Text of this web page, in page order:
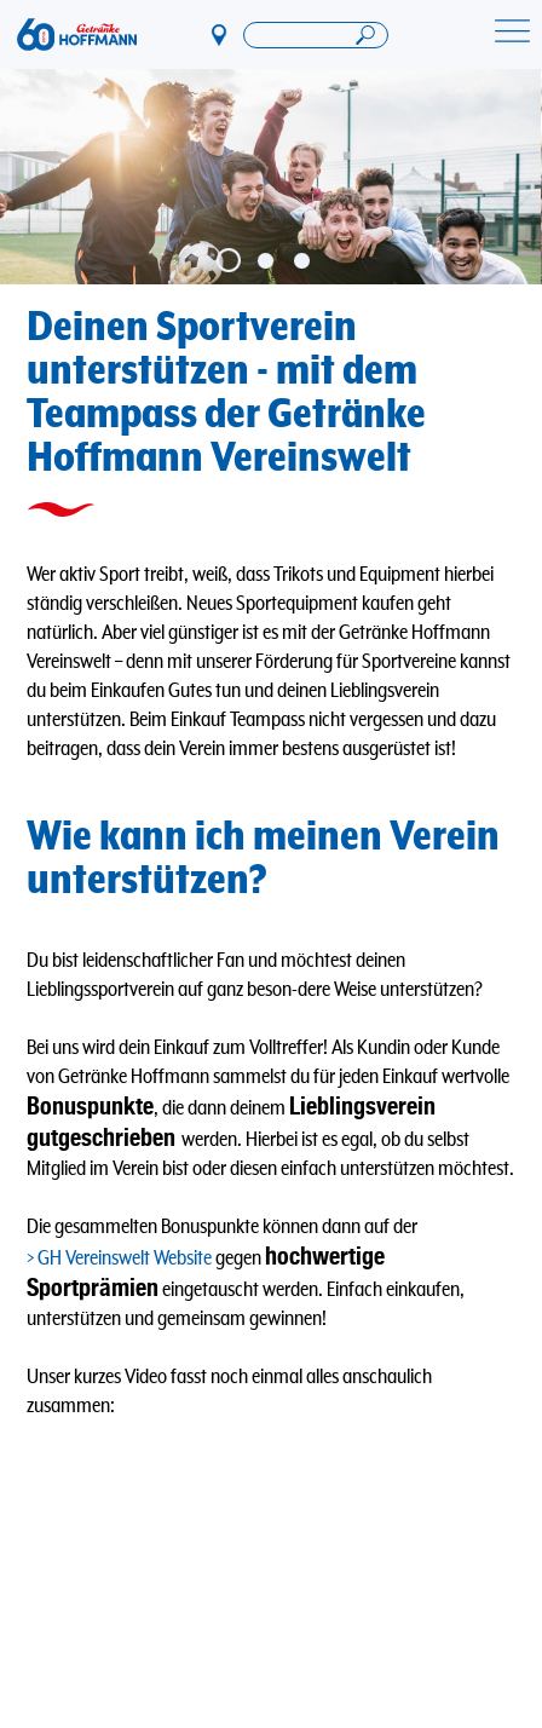
Direkt
zum
Deinen Sportverein
unterstützen - mit dem
Teampass der Getränke
Hoffmann Vereinswelt
Wer aktiv Sport treibt, weiß, dass Trikots und Equipment hierbei
ständig verschleißen. Neues Sportequipment kaufen geht
natürlich. Aber viel günstiger ist es mit der Getränke Hoffmann
Vereinswelt – denn mit unserer Förderung für Sportvereine kannst
du beim Einkaufen Gutes tun und deinen Lieblingsverein
unterstützen. Beim Einkauf Teampass nicht vergessen und dazu
beitragen, dass dein Verein immer bestens ausgerüstet ist!
Wie kann ich meinen Verein
unterstützen?
Du bist leidenschaftlicher Fan und möchtest deinen
Lieblingssportverein auf ganz beson-dere Weise unterstützen?
Bei uns wird dein Einkauf zum Volltreffer! Als Kundin oder Kunde
von Getränke Hoffmann sammelst du für jeden Einkauf wertvolle
Bonuspunkte, die dann deinem Lieblingsverein
gutgeschrieben werden. Hierbei ist es egal, ob du selbst
Mitglied im Verein bist oder diesen einfach unterstützen möchtest.
Die gesammelten Bonuspunkte können dann auf der
GH Vereinswelt Websitegegen hochwertige
Sportprämien eingetauscht werden. Einfach einkaufen,
unterstützen und gemeinsam gewinnen!
Unser kurzes Video fasst noch einmal alles anschaulich
zusammen: